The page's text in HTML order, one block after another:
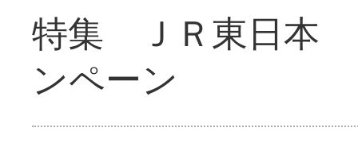
特集 ＪＲ東日本
ンペーン